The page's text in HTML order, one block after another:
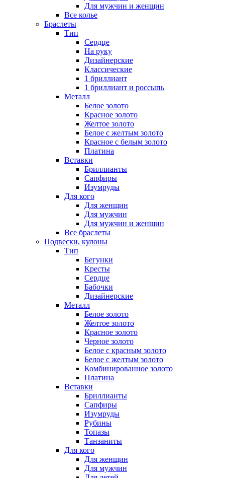
Для мужчин и женщин
Все колье
Браслеты
Тип
Сердце
На руку
Дизайнерские
Классические
1 бриллиант
1 бриллиант и россыпь
Металл
Белое золото
Красное золото
Желтое золото
Белое с желтым золото
Красное с белым золото
Платина
Вставки
Бриллианты
Сапфиры
Изумруды
Для кого
Для женщин
Для мужчин
Для мужчин и женщин
Все браслеты
Подвески, кулоны
Тип
Бегунки
Кресты
Сердце
Бабочки
Дизайнерские
Металл
Белое золото
Желтое золото
Красное золото
Черное золото
Белое с красным золото
Белое с желтым золото
Комбинированное золото
Платина
Вставки
Бриллианты
Сапфиры
Изумруды
Рубины
Топазы
Танзаниты
Для кого
Для женщин
Для мужчин